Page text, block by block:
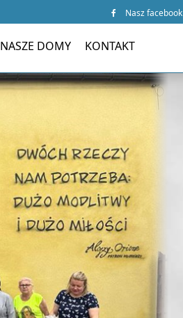
Nasz facebook
NASZE DOMY KONTAKT